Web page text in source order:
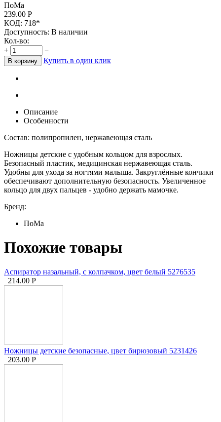
ПоМа
239.00 Р
КОД: 718*
Доступность: В наличии
Кол-во:
+
−
В корзину Купить в один клик
Описание
Особенности
Состав: полипропилен, нержавеющая сталь
Ножницы детские с удобным кольцом для взрослых.
Безопасный пластик, медицинская нержавеющая сталь.
Удобны для ухода за ногтями малыша. Закруглённые кончики
обеспечивают дополнительную безопасность. Увеличенное
кольцо для двух пальцев - удобно держать мамочке.
Бренд:
ПоМа
Похожие товары
Аспиратор назальный, с колпачком, цвет белый 5276535
214.00 Р
Ножницы детские безопасные, цвет бирюзовый 5231426
203.00 Р